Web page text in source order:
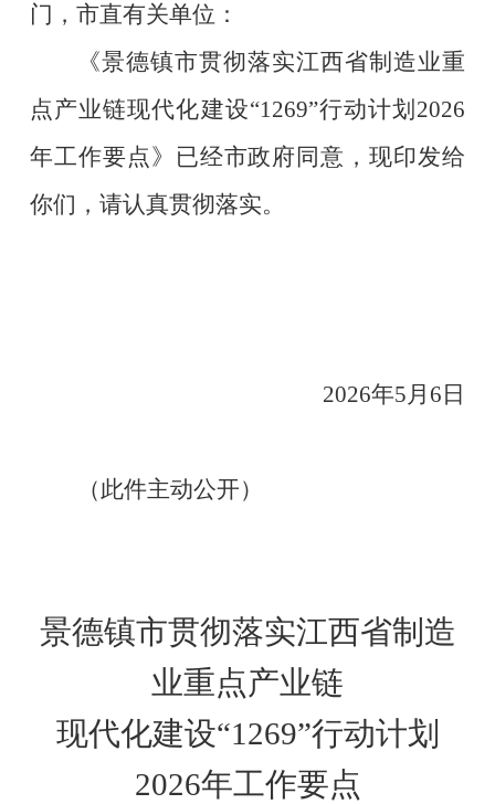
门，市直有关单位：
《景德镇市贯彻落实江西省制造业重
点产业链现代化建设“1269”行动计划 2026
年工作要点》已经市政府同意，现印发给
你们，请认真贯彻落实。
2026年5月 6 日
（此件主动公开）
景德镇市贯彻落实江西省制造
业重点产业链
现代化建设“1269”行动计划
2026年工作要点